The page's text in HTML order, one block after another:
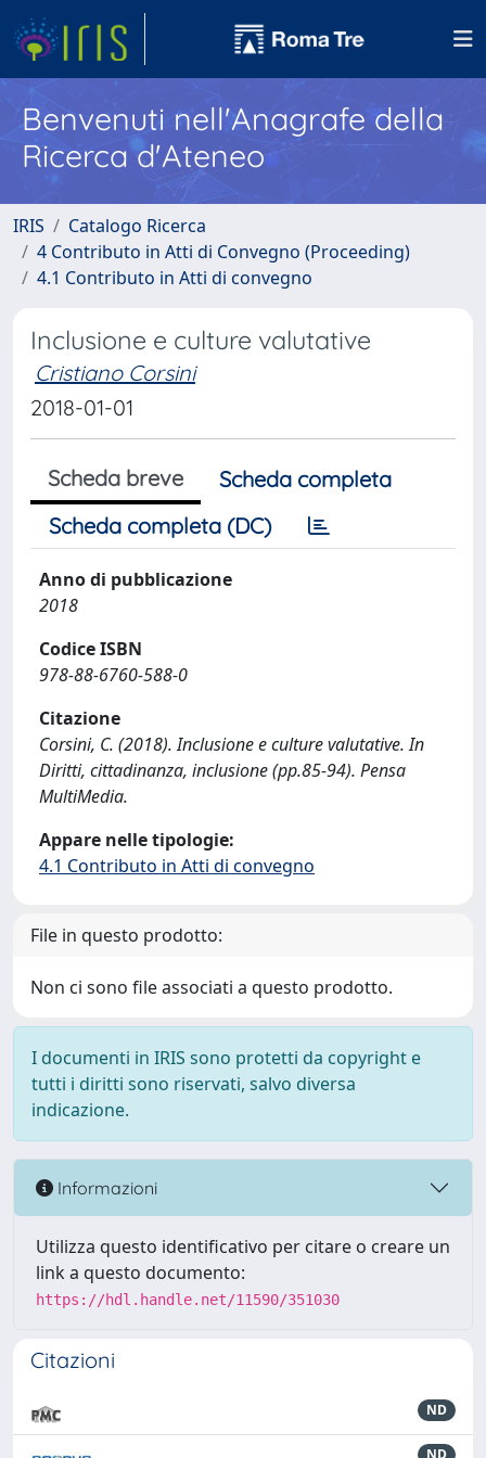
Benvenuti nell'Anagrafe della
Ricerca d'Ateneo
IRIS
Catalogo Ricerca
4 Contributo in Atti di Convegno (Proceeding)
4.1 Contributo in Atti di convegno
Inclusione e culture valutative
Cristiano Corsini
2018-01-01
Scheda breve
Scheda completa
Scheda completa (DC)
Anno di pubblicazione
2018
Codice ISBN
978-88-6760-588-0
Citazione
Corsini, C. (2018). Inclusione e culture valutative. In
Diritti, cittadinanza, inclusione (pp.85-94). Pensa
MultiMedia.
Appare nelle tipologie:
4.1 Contributo in Atti di convegno
File in questo prodotto:
Non ci sono file associati a questo prodotto.
I documenti in IRIS sono protetti da copyright e
tutti i diritti sono riservati, salvo diversa
indicazione.
Informazioni
Utilizza questo identificativo per citare o creare un
link a questo documento:
https://hdl.handle.net/11590/351030
Citazioni
ND